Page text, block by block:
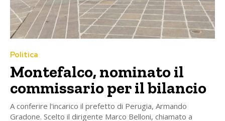
Politica
Montefalco, nominato il
commissario per il bilancio
A conferire l'incarico il prefetto di Perugia, Armando
Gradone. Scelto il dirigente Marco Belloni, chiamato a